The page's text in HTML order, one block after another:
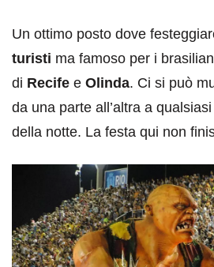
Un ottimo posto dove
turisti ma famoso per i
di Recife e Olinda. Ci si può
da una parte all’altra a
della notte. La festa qui non